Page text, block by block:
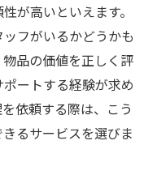
が高いといえます。
フがいるかどうかも
品の価値を正しく評
ートする経験が求め
依頼する際は、こう
るサービスを選びま